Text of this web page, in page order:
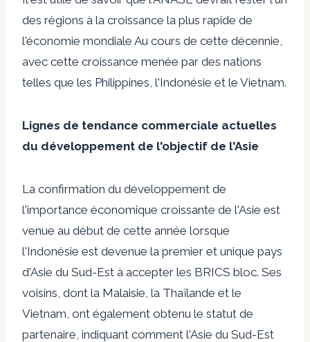
des régions à la croissance la plus rapide de
l'économie mondiale Au cours de cette décennie,
avec cette croissance menée par des nations
telles que les Philippines, l'Indonésie et le Vietnam.
Lignes de tendance commerciale actuelles
du développement de l'objectif de l'Asie
La confirmation du développement de
l'importance économique croissante de l'Asie est
venue au début de cette année lorsque
l'Indonésie est devenue la premier et unique pays
d'Asie du Sud-Est à accepter les BRICS bloc. Ses
voisins, dont la Malaisie, la Thaïlande et le
Vietnam, ont également obtenu le statut de
partenaire, indiquant comment l'Asie du Sud-Est